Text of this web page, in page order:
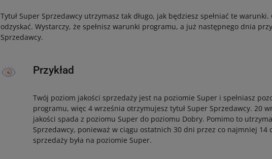
Tytuł Super Sprzedawcy utrzymasz tak długo, jak będziesz spełniać te
odzyskać. Wystarczy, że spełnisz warunki programu, a już następnego dnia
Sprzedawcy.
Przykład
Twój poziom jakości sprzedaży jest na poziomie Super i spełniasz
programu, więc 4 września otrzymujesz tytuł Super Sprzedawcy. 20
jakości spada z poziomu Super do poziomu Dobry. Pomimo to
Sprzedawcy, ponieważ w ciągu ostatnich 30 dni przez co najmniej 14
sprzedaży była na poziomie Super.